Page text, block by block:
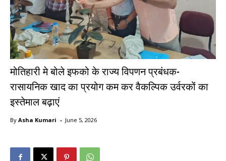
मोतिहारी मे बोले इफको के राज्य विपणन प्रबंधक-
रासायनिक खाद का प्रयोग कम कर वैकल्पिक उर्वरकों का
इस्तेमाल बढ़ाएं
By Asha Kumari - June 5, 2026